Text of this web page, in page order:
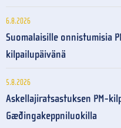
6.8.2026
Suomalaisille onnistumisia
kilpailupäivänä
5.8.2026
Askellajiratsastuksen PM-
Gæðingakeppniluokilla